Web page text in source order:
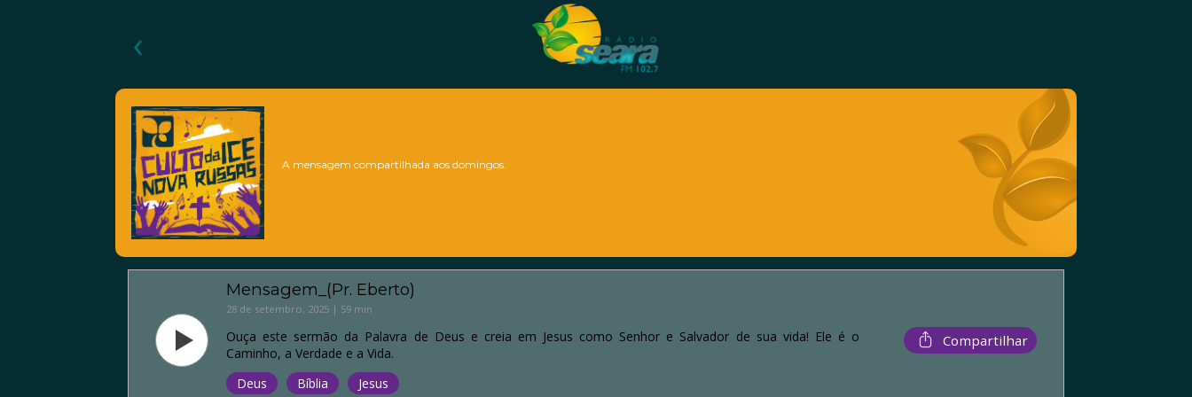
‹
A mensagem compartilhada aos domingos.
Mensagem_(Pr. Eberto)
28 de setembro, 2025 | 59 min
Ouça este sermão da Palavra de Deus e creia em Jesus como Senhor e Salvador de sua vida! Ele é o
Caminho, a Verdade e a Vida.
Deus
Bíblia Jesus
Compartilhar